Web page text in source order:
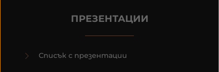
ПРЕЗЕНТАЦИИ
Списък с презентации